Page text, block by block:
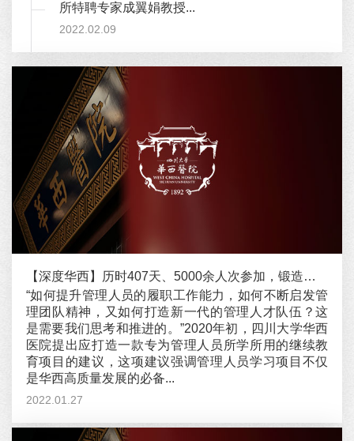
所特聘专家成翼娟教授...
2022.02.09
【深度华西】历时407天、5000余人次参加，锻造新一代管理人才队伍华西有新招
“如何提升管理人员的履职工作能力，如何不断启发管
理团队精神，又如何打造新一代的管理人才队伍？这
是需要我们思考和推进的。”2020年初，四川大学华西
医院提出应打造一款专为管理人员所学所用的继续教
育项目的建议，这项建议强调管理人员学习项目不仅
是华西高质量发展的必备...
2022.01.27